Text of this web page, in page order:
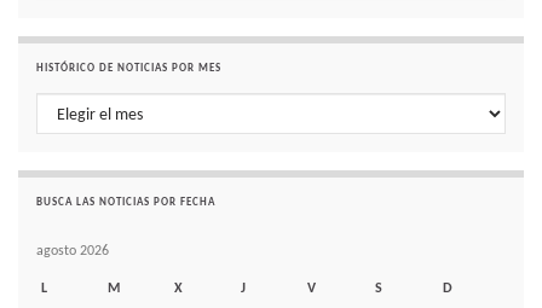
HISTÓRICO DE NOTICIAS POR MES
Histórico de noticias por mes
BUSCA LAS NOTICIAS POR FECHA
agosto 2026
L M X J V S
D